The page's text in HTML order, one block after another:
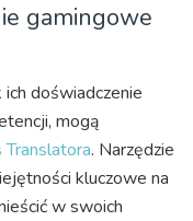
gamingowe
doświadczenie
mogą
Translatora. Narzędzie
kluczowe na
w swoich